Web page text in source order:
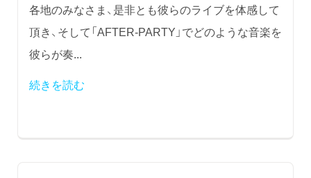
各地のみなさま、是非とも彼らのライブを体感して
頂き、そして「AFTER-PARTY」でどのような音楽を
彼らが奏...
続きを読む